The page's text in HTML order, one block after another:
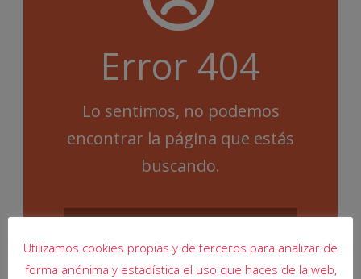
Error 404
Lo sentimos, no podemos
encontrar la página que estás
buscando.
Utilizamos cookies propias y de terceros para analizar de
forma anónima y estadística el uso que haces de la web,